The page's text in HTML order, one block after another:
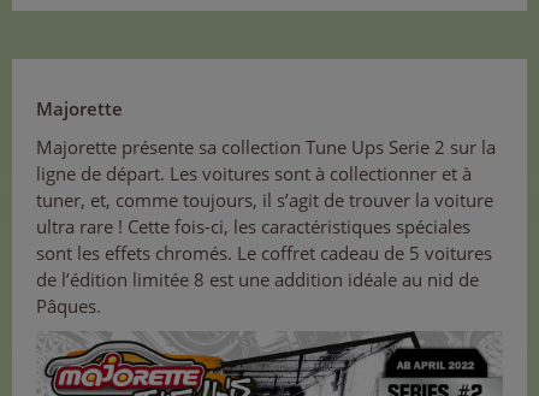
Majorette
Majorette présente sa collection Tune Ups Serie 2 sur la
ligne de départ. Les voitures sont à collectionner et à
tuner, et, comme toujours, il s’agit de trouver la voiture
ultra rare ! Cette fois-ci, les caractéristiques spéciales
sont les effets chromés. Le coffret cadeau de 5 voitures
de l’édition limitée 8 est une addition idéale au nid de
Pâques.